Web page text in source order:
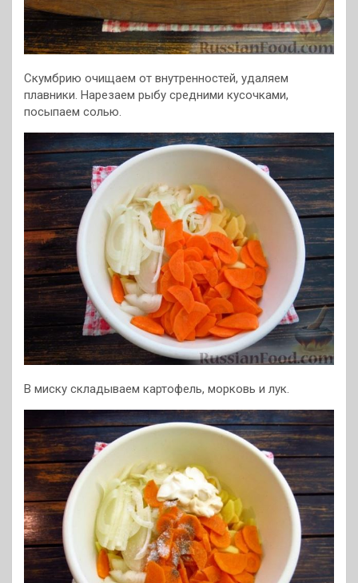
Скумбрию очищаем от внутренностей, удаляем
плавники. Нарезаем рыбу средними кусочками,
посыпаем солью.
В миску складываем картофель, морковь и лук.